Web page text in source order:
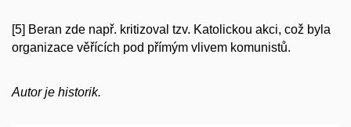
[5] Beran zde např. kritizoval tzv. Katolickou akci, což byla
organizace věřících pod přímým vlivem komunistů.
Autor je historik.